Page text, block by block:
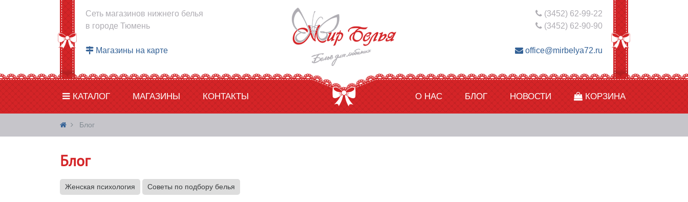
Сеть магазинов нижнего белья
в городе Тюмень
Магазины на карте
(3452) 62-99-22
(3452) 62-90-90
office@mirbelya72.ru
КАТАЛОГ МАГАЗИНЫ КОНТАКТЫ О НАС БЛОГ НОВОСТИ КОРЗИНА
Блог
Блог
Женская психология Советы по подбору белья